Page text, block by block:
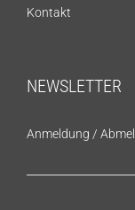
Kontakt
NEWSLETTER
Anmeldung /